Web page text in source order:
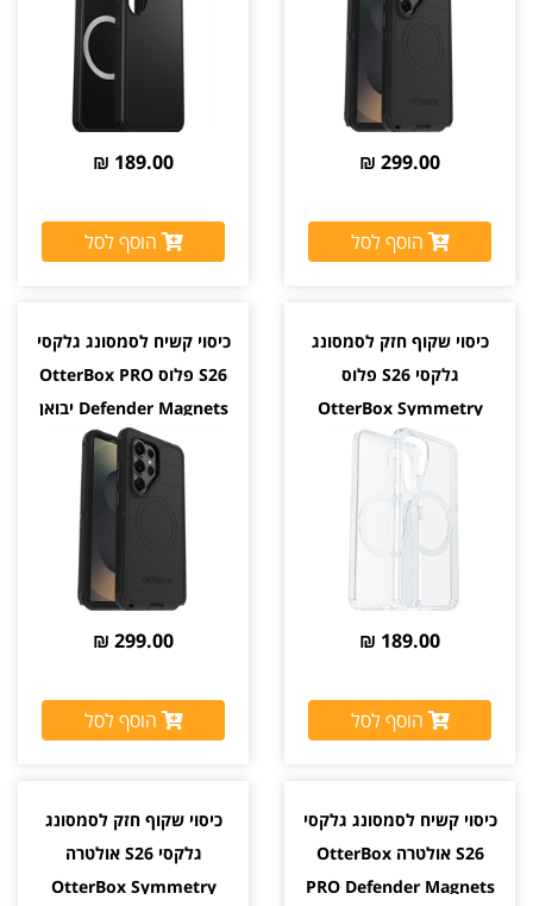
299.00 ₪
הוסף לסל
189.00 ₪
הוסף לסל
כיסוי שקוף חזק לסמסונג
גלקסי S26 פלוס
OtterBox Symmetry
Magnets יבואן רשמי
189.00 ₪
הוסף לסל
כיסוי קשיח לסמסונג גלקסי
S26 פלוס OtterBox PRO
Defender Magnets יבואן
רשמי צבע שחור
299.00 ₪
הוסף לסל
כיסוי קשיח לסמסונג גלקסי
S26 אולטרה OtterBox
PRO Defender Magnets
כיסוי שקוף חזק לסמסונג
גלקסי S26 אולטרה
OtterBox Symmetry